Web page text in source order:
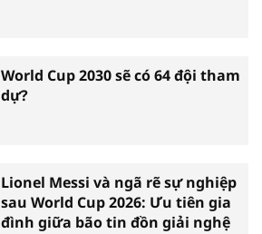
World Cup 2030 sẽ có 64 đội tham
dự?
Lionel Messi và ngã rẽ sự nghiệp
sau World Cup 2026: Ưu tiên gia
đình giữa bão tin đồn giải nghệ